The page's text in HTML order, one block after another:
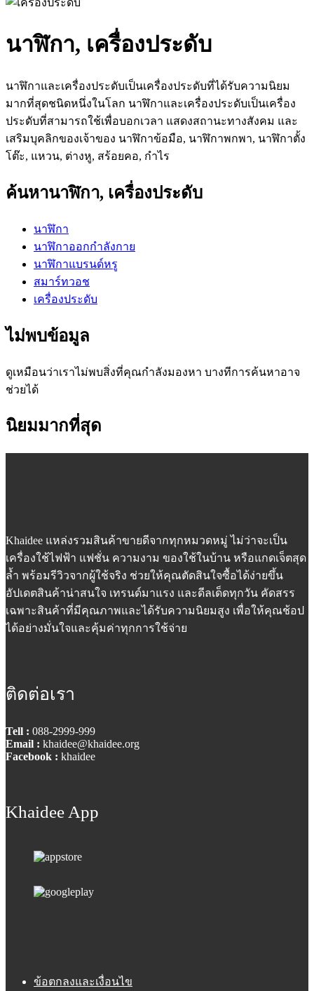
นาฬิกา, เครื่องประดับ
นาฬิกาและเครื่องประดับเป็นเครื่องประดับที่ได้รับความนิยม
มากที่สุดชนิดหนึ่งในโลก นาฬิกาและเครื่องประดับเป็นเครื่อง
ประดับที่สามารถใช้เพื่อบอกเวลา แสดงสถานะทางสังคม และ
เสริมบุคลิกของเจ้าของ นาฬิกาข้อมือ, นาฬิกาพกพา, นาฬิกาตั้ง
โต๊ะ, แหวน, ต่างหู, สร้อยคอ, กำไร
ค้นหานาฬิกา, เครื่องประดับ
นาฬิกา
นาฬิกาออกกำลังกาย
นาฬิกาแบรนด์หรู
สมาร์ทวอช
เครื่องประดับ
ไม่พบข้อมูล
ดูเหมือนว่าเราไม่พบสิ่งที่คุณกำลังมองหา บางทีการค้นหาอาจ
ช่วยได้
นิยมมากที่สุด
Khaidee แหล่งรวมสินค้าขายดีจากทุกหมวดหมู่ ไม่ว่าจะเป็น
เครื่องใช้ไฟฟ้า แฟชั่น ความงาม ของใช้ในบ้าน หรือแกดเจ็ตสุด
ล้ำ พร้อมรีวิวจากผู้ใช้จริง ช่วยให้คุณตัดสินใจซื้อได้ง่ายขึ้น
อัปเดตสินค้าน่าสนใจ เทรนด์มาแรง และดีลเด็ดทุกวัน คัดสรร
เฉพาะสินค้าที่มีคุณภาพและได้รับความนิยมสูง เพื่อให้คุณช้อป
ได้อย่างมั่นใจและคุ้มค่าทุกการใช้จ่าย
ติดต่อเรา
Tell : 088-2999-999
Email : khaidee@khaidee.org
Facebook : khaidee
Khaidee App
ข้อตกลงและเงื่อนไข